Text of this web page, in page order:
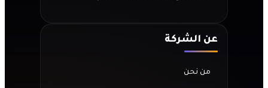
عن الشركة
من نحن